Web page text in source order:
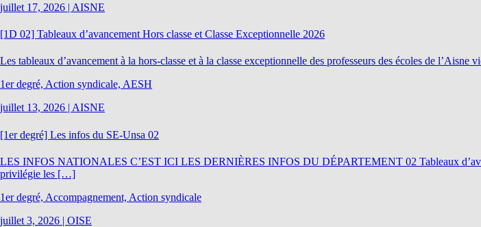
juillet 17, 2026 | AISNE
[1D 02] Tableaux d’avancement Hors classe et Classe Exceptionnelle 2026
Les tableaux d’avancement à la hors-classe et à la classe exceptionnelle des professeurs des écoles de
1er degré, Action syndicale, AESH
juillet 13, 2026 | AISNE
[1er degré] Les infos du SE-Unsa 02
LES INFOS NATIONALES C’EST ICI LES DERNIÈRES INFOS DU DÉPARTEMENT 02 Tableaux
privilégie les […]
1er degré, Accompagnement, Action syndicale
juillet 3, 2026 | OISE